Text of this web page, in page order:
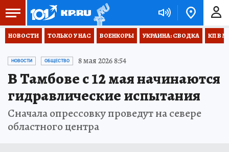
НОВОСТИ ТОЛЬКО У НАС ВОЕНКОРЫ УКРАИНА: СВОДКА КП В
НОВОСТИ ОБЩЕСТВО 8 мая 2026 8:54
В Тамбове с 12 мая начинаются
гидравлические испытания
Сначала опрессовку проведут на севере
областного центра